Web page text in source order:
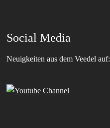
Social Media
Neuigkeiten aus dem Veedel auf: